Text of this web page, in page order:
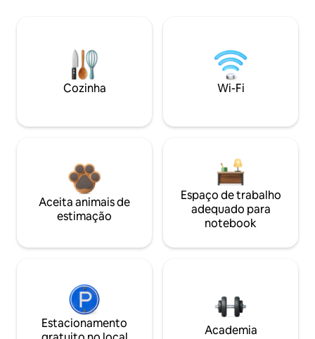
Cozinha Wi-Fi
Aceita animais de
estimação
Espaço de trabalho
adequado para
notebook
Estacionamento
Academia